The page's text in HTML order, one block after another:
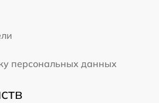
персональных данных